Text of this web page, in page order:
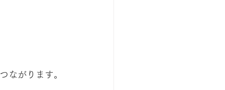
ながります。